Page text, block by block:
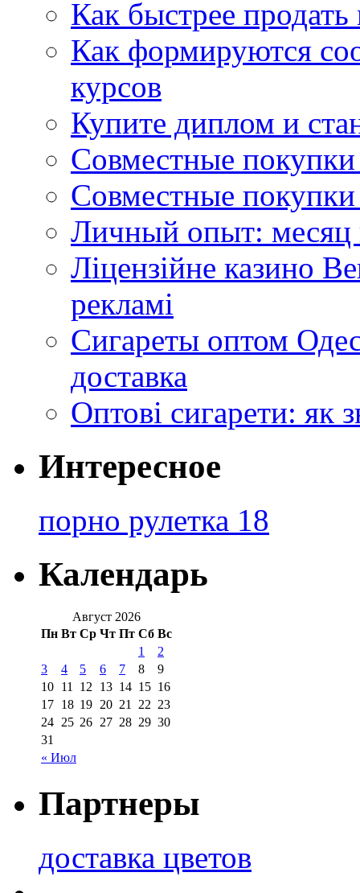
Как быстрее
Как формируются
курсов
Купите диплом и
Совместные
Совместные покупки
Личный опыт: месяц
Ліцензійне казино
рекламі
Сигареты оптом
доставка
Оптові сигарети: як
Интересное
порно рулетка 18
Календарь
Август 2026
Пн Вт Ср Чт Пт Сб Вс
« Июл
1
2
3
4 5 6 7 8
9
10 11 12 13 14 15 16
17 18 19 20 21 22 23
24 25 26 27 28 29 30
31
Партнеры
доставка цветов